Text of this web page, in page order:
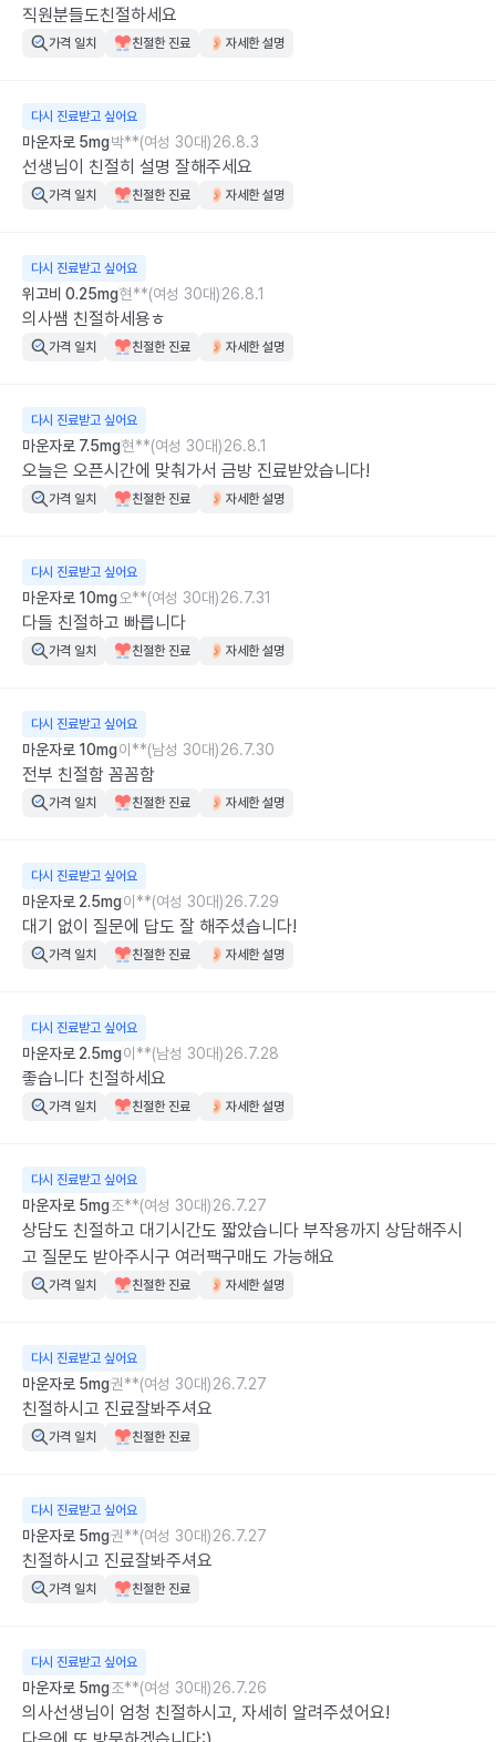
직원분들도친절하세요
가격 일치 친절한 진료 자세한 설명
다시 진료받고 싶어요
마운자로 5mg박**(여성 30대)26.8.3
선생님이 친절히 설명 잘해주세요
가격 일치 친절한 진료 자세한 설명
다시 진료받고 싶어요
위고비 0.25mg현**(여성 30대)26.8.1
의사쌤 친절하세용ㅎ
가격 일치 친절한 진료 자세한 설명
다시 진료받고 싶어요
마운자로 7.5mg현**(여성 30대)26.8.1
오늘은 오픈시간에 맞춰가서 금방 진료받았습니다!
가격 일치 친절한 진료 자세한 설명
다시 진료받고 싶어요
마운자로 10mg오**(여성 30대)26.7.31
다들 친절하고 빠릅니다
가격 일치 친절한 진료 자세한 설명
다시 진료받고 싶어요
마운자로 10mg이**(남성 30대)26.7.30
전부 친절함 꼼꼼함
가격 일치 친절한 진료 자세한 설명
다시 진료받고 싶어요
마운자로 2.5mg이**(여성 30대)26.7.29
대기 없이 질문에 답도 잘 해주셨습니다!
가격 일치 친절한 진료 자세한 설명
다시 진료받고 싶어요
마운자로 2.5mg이**(남성 30대)26.7.28
좋습니다 친절하세요
가격 일치 친절한 진료 자세한 설명
다시 진료받고 싶어요
마운자로 5mg조**(여성 30대)26.7.27
상담도 친절하고 대기시간도 짧았습니다 부작용까지 상담해주시
고 질문도 받아주시구 여러팩구매도 가능해요
가격 일치 친절한 진료 자세한 설명
다시 진료받고 싶어요
마운자로 5mg권**(여성 30대)26.7.27
친절하시고 진료잘봐주셔요
가격 일치 친절한 진료
다시 진료받고 싶어요
마운자로 5mg권**(여성 30대)26.7.27
친절하시고 진료잘봐주셔요
가격 일치 친절한 진료
다시 진료받고 싶어요
마운자로 5mg조**(여성 30대)26.7.26
의사선생님이 엄청 친절하시고, 자세히 알려주셨어요!